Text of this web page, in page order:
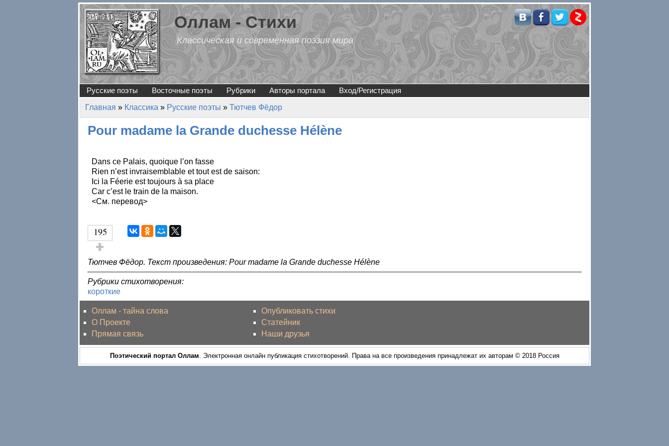
Перейти к основному содержанию
Оллам - Стихи
Классическая и современная поэзия мира
Русские поэты Восточные поэты Рубрики Авторы портала Вход/Регистрация
Вы здесь
Главная » Классика » Русские поэты » Тютчев Фёдор
Pour madame la Grande duchesse Hélène
Dans ce Palais, quoique l’on fasse
Rien n’est invraisemblable et tout est de saison:
Ici la Féerie est toujours à sa place
Car c’est le train de la maison.
<См. перевод>
195
Голос за!
Тютчев Фёдор. Текст произведения: Pour madame la Grande duchesse Hélène
Рубрики стихотворения:
короткие
Оллам - тайна слова
О Проекте
Прямая связь
Опубликовать стихи
Статейник
Наши друзья
Поэтический портал Оллам . Электронная онлайн публикация стихотворений. Права на все произведения принадлежат их авторам © 2018 Россия